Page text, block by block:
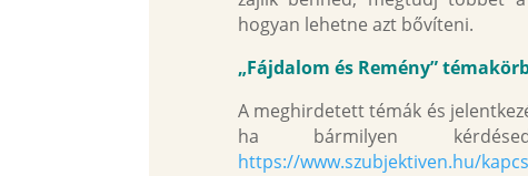
hogyan lehetne azt bővíteni.
„Fájdalom és Remény”
A meghirdetett témák és
ha bármilyen
https://www.szubjektiven.hu/